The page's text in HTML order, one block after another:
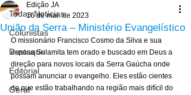
Todas Notícias
Colunistas
Destaque
Editorial
Geral
União da Serra – Ministério Evangelístico
Edição JA
16 de mai. de 2023
O missionário Francisco Cosmo da Silva e sua
esposa Sulamita tem orado e buscado em Deus a
direção para novos locais da Serra Gaúcha onde
possam anunciar o evangelho. Eles estão cientes
de que estão trabalhando na região mais difícil do